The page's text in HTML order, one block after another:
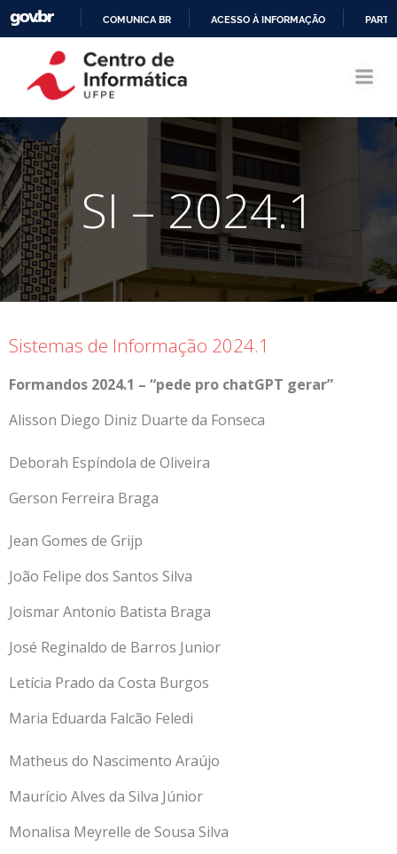
CONTEÚDO
COMUNICA BR ACESSO À INFORMAÇÃO
SI – 2024.1
Sistemas de Informação 2024.1
Formandos 2024.1 – “pede pro chatGPT gerar”
Alisson Diego Diniz Duarte da Fonseca
Deborah Espíndola de Oliveira
Gerson Ferreira Braga
Jean Gomes de Grijp
João Felipe dos Santos Silva
Joismar Antonio Batista Braga
José Reginaldo de Barros Junior
Letícia Prado da Costa Burgos
Maria Eduarda Falcão Feledi
Matheus do Nascimento Araújo
Maurício Alves da Silva Júnior
Monalisa Meyrelle de Sousa Silva